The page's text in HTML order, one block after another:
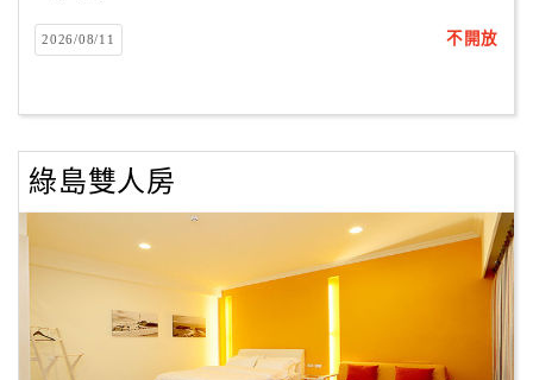
2026/08/11 不開放
綠島雙人房